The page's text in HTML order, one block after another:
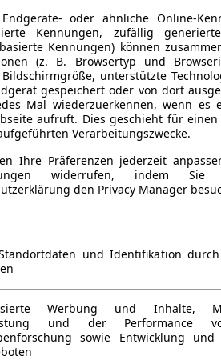
Endgeräte- oder ähnliche Online-
Kennungen, zufällig
Kennungen) können
(z. B. Browsertyp und
Bildschirmgröße, unterstützte
gespeichert oder von dort
Mal wiederzuerkennen, wenn es
aufruft. Dies geschieht für
Verarbeitungszwecke.
Ihre Präferenzen jederzeit
widerrufen, indem
den Privacy Manager
und Identifikation
Werbung und Inhalte,
und der Performance
sowie Entwicklung und